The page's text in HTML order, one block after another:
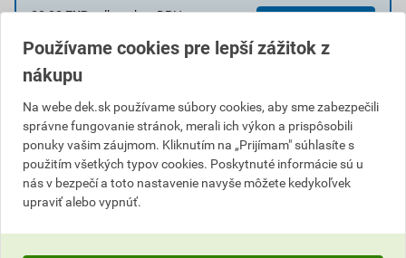
80,00EURcelkom bez DPH
98,40 celkom s DPH
K dispozícii
Vyberte najbližšiu požičovňu.
Číslo položky:PSK0069; PP00126
Používame cookies pre lepší zážitok z
nákupu
Na webe dek.sk používame súbory cookies, aby sme zabezpečili
správne fungovanie stránok, merali ich výkon a prispôsobili
ponuky vašim záujmom. Kliknutím na „Prijímam" súhlasíte s
použitím všetkých typov cookies. Poskytnuté informácie sú u
nás v bezpečí a toto nastavenie navyše môžete kedykoľvek
upraviť alebo vypnúť.